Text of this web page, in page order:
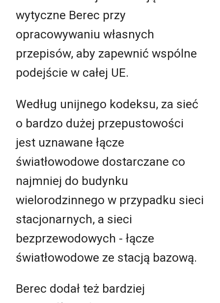
wytyczne Berec przy
opracowywaniu własnych
przepisów, aby zapewnić wspólne
podejście w całej UE.
Według unijnego kodeksu, za sieć
o bardzo dużej przepustowości
jest uznawane łącze
światłowodowe dostarczane co
najmniej do budynku
wielorodzinnego w przypadku sieci
stacjonarnych, a sieci
bezprzewodowych - łącze
światłowodowe ze stacją bazową.
Berec dodał też bardziej